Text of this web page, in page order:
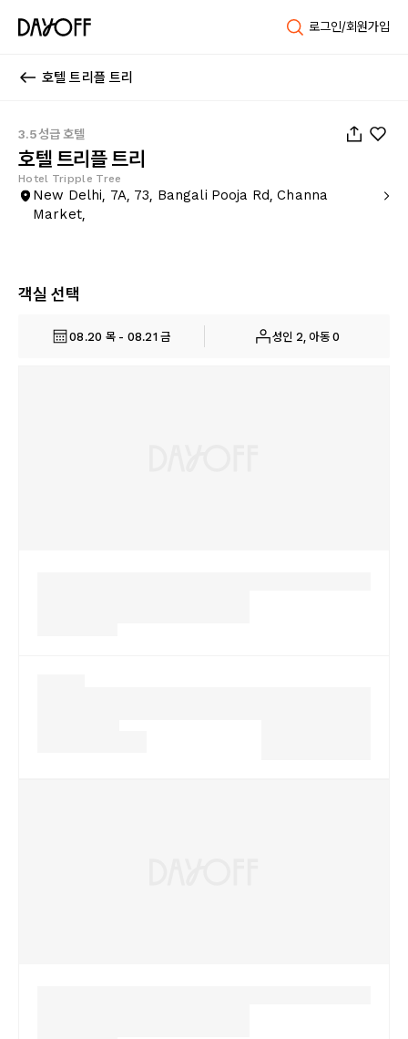
로그인/회원가입
호텔 트리플 트리
3.5성급 호텔
호텔 트리플 트리
Hotel Tripple Tree
New Delhi, 7A, 73, Bangali Pooja Rd, Channa
Market,
객실 선택
08.20 목 - 08.21 금 성인 2, 아동 0